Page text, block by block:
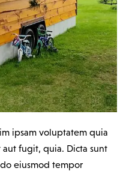
ipsam voluptatem quia
fugit, quia. Dicta sunt
eiusmod tempor